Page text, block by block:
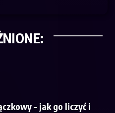
– jak go liczyć i